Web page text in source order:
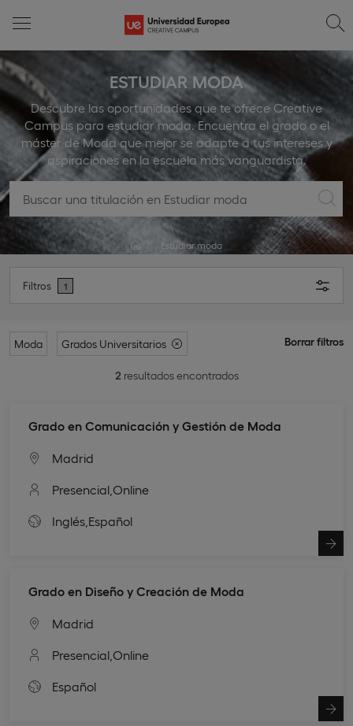
ESTUDIAR MODA
Descubre las oportunidades que te ofrece Creative
Campus para estudiar moda. Encuentra el grado o el
máster de Moda que mejor se adapte a tus intereses y
aspiraciones en la escuela más vanguardista.
Estudiar moda
Filtros 1
Moda Grados Universitarios Borrar filtros
2 resultados encontrados
Grado en Comunicación y Gestión de Moda
Madrid
Presencial, Online
Inglés, Español
Grado en Diseño y Creación de Moda
Madrid
Presencial, Online
Español